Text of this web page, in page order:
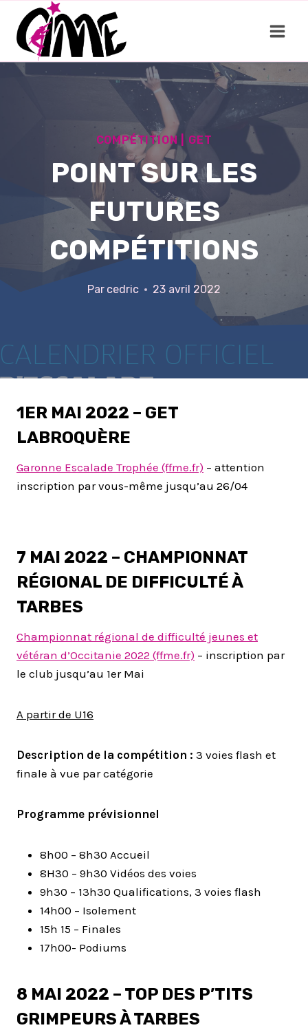
contenu
COMPÉTITION GET
POINT SUR LES
FUTURES
COMPÉTITIONS
Par cedric 23 avril 2022
1ER MAI 2022 – GET
LABROQUÈRE
Garonne Escalade Trophée (ffme.fr) – attention
inscription par vous-même jusqu’au 26/04
7 MAI 2022 – CHAMPIONNAT
RÉGIONAL DE DIFFICULTÉ À
TARBES
Championnat régional de difficulté jeunes et
vétéran d’Occitanie 2022 (ffme.fr) – inscription par
le club jusqu’au 1er Mai
A partir de U16
Description de la compétition : 3 voies flash et
finale à vue par catégorie
Programme prévisionnel
8h00 – 8h30 Accueil
8H30 – 9h30 Vidéos des voies
9h30 – 13h30 Qualifications, 3 voies flash
14h00 – Isolement
15h 15 – Finales
17h00- Podiums
8 MAI 2022 – TOP DES P’TITS
GRIMPEURS À TARBES